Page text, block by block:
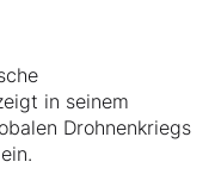
in seinem
Drohnenkriegs